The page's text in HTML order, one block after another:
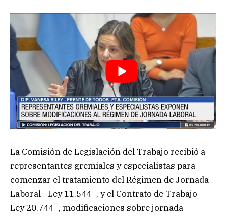
La Comisión de Legislación del Trabajo recibió a
representantes gremiales y especialistas para
comenzar el tratamiento del Régimen de Jornada
Laboral –Ley 11.544–, y el Contrato de Trabajo –
Ley 20.744–, modificaciones sobre jornada